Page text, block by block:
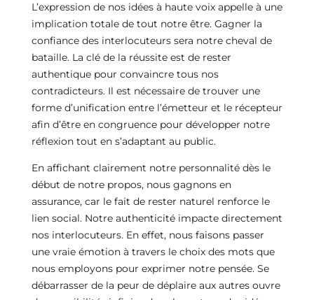
L’expression de nos idées à haute voix appelle à une
implication totale de tout notre être. Gagner la
confiance des interlocuteurs sera notre cheval de
bataille. La clé de la réussite est de rester
authentique pour convaincre tous nos
contradicteurs. Il est nécessaire de trouver une
forme d’unification entre l’émetteur et le récepteur
afin d’être en congruence pour développer notre
réflexion tout en s’adaptant au public.
En affichant clairement notre personnalité dès le
début de notre propos, nous gagnons en
assurance, car le fait de rester naturel renforce le
lien social. Notre authenticité impacte directement
nos interlocuteurs. En effet, nous faisons passer
une vraie émotion à travers le choix des mots que
nous employons pour exprimer notre pensée. Se
débarrasser de la peur de déplaire aux autres ouvre